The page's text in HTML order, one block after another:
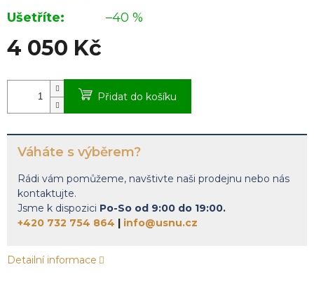
–40 %
4 050 Kč
Přidat do košíku
Váháte s výběrem?
Rádi vám pomůžeme, navštivte naši prodejnu nebo nás
kontaktujte.
Jsme k dispozici Po-So od 9:00 do 19:00.
+420 732 754 864
info@usnu.cz
Detailní informace